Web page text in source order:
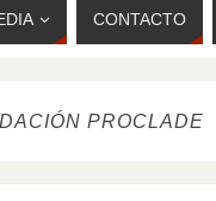
CONTACTO
PROCLADE